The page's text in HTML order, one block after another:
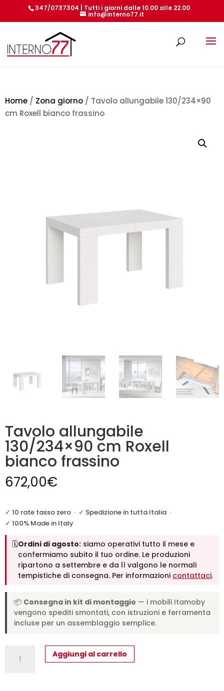
347/0737304 | Tutti i giorni dalle 10.00 alle 22.00
info@interno77.it
Home / Zona giorno / Tavolo allungabile 130/234×90
cm Roxell bianco frassino
Tavolo allungabile
130/234×90 cm Roxell
bianco frassino
672,00€
✓ 10 rate tasso zero · ✓ Spedizione in tutta Italia ·
✓ 100% Made in Italy
🗓️Ordini di agosto: siamo operativi tutto il mese e
confermiamo subito il tuo ordine. Le produzioni
ripartono a settembre e da lì valgono le normali
tempistiche di consegna. Per informazioni contattaci.
📦 Consegna in kit di montaggio — i mobili Itamoby
vengono spediti smontati, con istruzioni e ferramenta
incluse per un assemblaggio semplice.
allungabile
Aggiungi al carrello